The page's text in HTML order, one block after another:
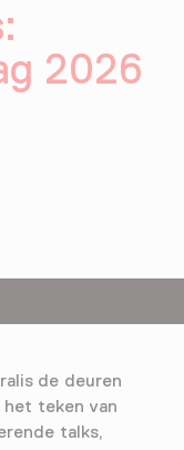
2026
de deuren
het teken van
talks,